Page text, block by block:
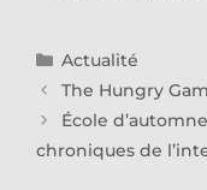
Actualité
The Hungry
École
chroniques de